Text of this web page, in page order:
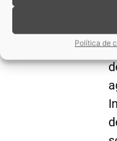
Política de
y